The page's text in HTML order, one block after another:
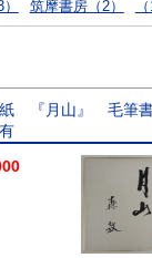
筑摩書房（2）
紙 『月山』 毛筆